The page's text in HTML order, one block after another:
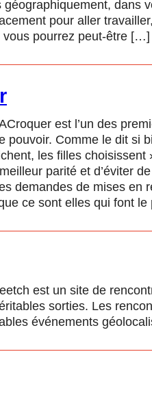
géographiquement, dans
pour aller
vous pourrez peut-être […]
est l’un des
pouvoir. Comme le dit si
les filles
parité et d’éviter
demandes de mises en
ce sont elles qui font le
est un site de
sorties. Les
événements